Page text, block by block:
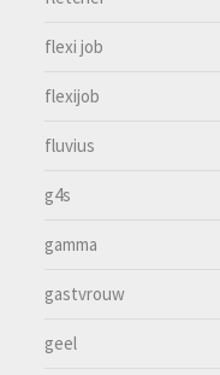
flexi job
flexijob
fluvius
g4s
gamma
gastvrouw
geel